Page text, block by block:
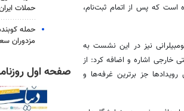
است که پس از اتمام ثبت‌نام،
نیز در این نشست به
خارجی اشاره و اضافه کرد: از
جز برترین غرفه‌ها و
حملات
حمله
مزدوران
صفحه اول